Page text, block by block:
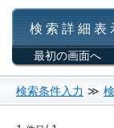
検 索 詳 細 表
最初の画面へ
検索条件入力 ≫